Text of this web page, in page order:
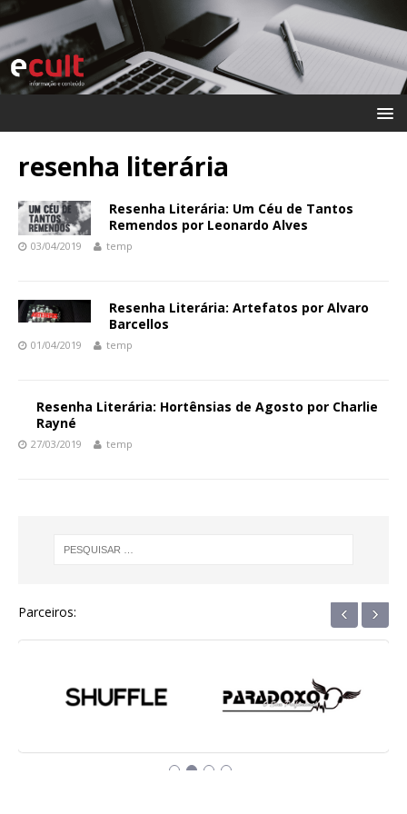
resenha literária
Resenha Literária: Um Céu de Tantos
Remendos por Leonardo Alves
03/04/2019 temp
Resenha Literária: Artefatos por Alvaro
Barcellos
01/04/2019 temp
Resenha Literária: Hortênsias de Agosto por Charlie
Rayné
27/03/2019 temp
Parceiros: ‹ ›